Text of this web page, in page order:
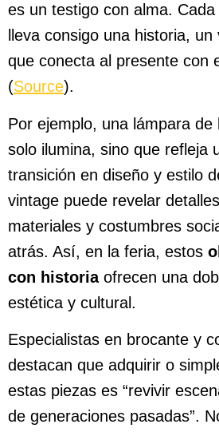
es un testigo con alma.
lleva consigo una historia,
que conecta al presente con
(Source).
Por ejemplo, una lámpara de
solo ilumina, sino que refleja
transición en diseño y estilo
vintage puede revelar
materiales y costumbres
atrás. Así, en la feria, estos
con historiaofrecen una
estética y cultural.
Especialistas en brocante y
destacan que adquirir o
estas piezas es “revivir
de generaciones pasadas”.